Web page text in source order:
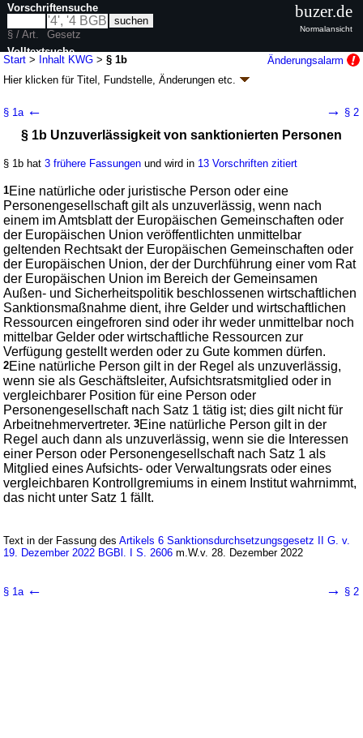
Start > Inhalt KWG >§ 1b
Änderungsalarm
Hier klicken fürTitel, Fundstelle, Änderungen etc.
Artikel 9G. v. 12.05.2026BGBl. 2026 I Nr. 139
139 weitere Fassungen | wird in 1722 Vorschriften zitiert
Erster Abschnitt Allgemeine Vorschriften
1. Kreditinstitute, Finanzdienstleistungsinstitute,
Finanzholding-Gesellschaften, gemischte
Finanzholding-Gesellschaften und gemischte
Holdinggesellschaften sowie Finanzunternehmen
§ 1a ← → § 2
§ 1b Unzuverlässigkeit von sanktionierten Personen
§ 1b hat3 frühere Fassungen und wird in 13 Vorschriften zitiert
1Eine natürliche oder juristische Person oder eine
Personengesellschaft gilt als unzuverlässig, wenn nach
einem im Amtsblatt der Europäischen Gemeinschaften oder
der Europäischen Union veröffentlichten unmittelbar
geltenden Rechtsakt der Europäischen Gemeinschaften oder
der Europäischen Union, der der Durchführung einer vom Rat
der Europäischen Union im Bereich der Gemeinsamen
Außen- und Sicherheitspolitik beschlossenen wirtschaftlichen
Sanktionsmaßnahme dient, ihre Gelder und wirtschaftlichen
Ressourcen eingefroren sind oder ihr weder unmittelbar noch
mittelbar Gelder oder wirtschaftliche Ressourcen zur
Verfügung gestellt werden oder zu Gute kommen dürfen.
2Eine natürliche Person gilt in der Regel als unzuverlässig,
wenn sie als Geschäftsleiter, Aufsichtsratsmitglied oder in
vergleichbarer Position für eine Person oder
Personengesellschaft nach Satz 1 tätig ist; dies gilt nicht für
Arbeitnehmervertreter.3Eine natürliche Person gilt in der
Regel auch dann als unzuverlässig, wenn sie die Interessen
einer Person oder Personengesellschaft nach Satz 1 als
Mitglied eines Aufsichts- oder Verwaltungsrats oder eines
vergleichbaren Kontrollgremiums in einem Institut wahrnimmt,
das nicht unter Satz 1 fällt.
Text in der Fassung desArtikels 6 Sanktionsdurchsetzungsgesetz II G. v.
19. Dezember 2022 BGBl. I S. 2606 m.W.v. 28. Dezember 2022
§ 1a ← → § 2
Vorschriftensuche
§ / Art.
Gesetz
Volltextsuche
nur in KWG
buzer.de
Normalansicht